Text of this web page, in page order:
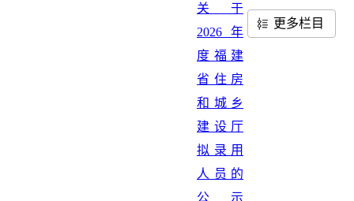
更多栏目
关于
2026年
度福建
省住房
和城乡
建设厅
拟录用
人员的
公示